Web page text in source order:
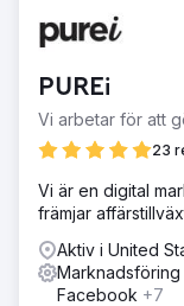
PUREi
Vi arbetar för att
23
Vi är en digital
främjar
Aktiv i United
Facebook +7